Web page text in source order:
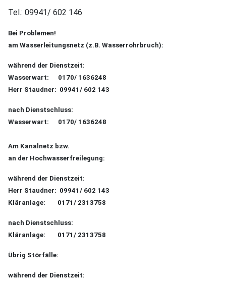
Tel.: 09941/ 602 146
Bei Problemen!
am Wasserleitungsnetz (z.B. Wasserrohrbruch):
während der Dienstzeit:
Wasserwart: 0170/ 1636248
Herr Staudner: 09941/ 602 143
nach Dienstschluss:
Wasserwart: 0170/ 1636248
Am Kanalnetz bzw.
an der Hochwasserfreilegung:
während der Dienstzeit:
Herr Staudner: 09941/ 602 143
Kläranlage: 0171/ 2313758
nach Dienstschluss:
Kläranlage: 0171/ 2313758
Übrig Störfälle:
während der Dienstzeit: